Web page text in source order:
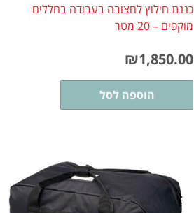
כננת חילוץ לחצובה בעבודה בחללים
מוקפים – 20 מטר
₪1,850.00
הוספה לסל